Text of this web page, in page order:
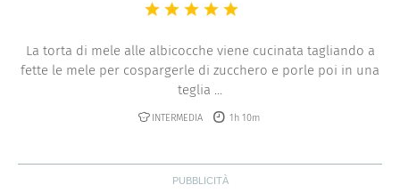
La torta di mele alle albicocche viene cucinata tagliando a
fette le mele per cospargerle di zucchero e porle poi in una
teglia ...
INTERMEDIA 1h 10m